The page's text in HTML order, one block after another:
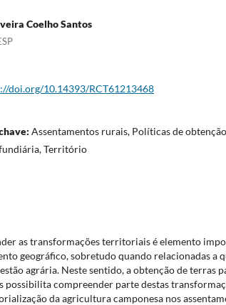
Coelho Santos
doi.org/10.14393/RCT61213468
Assentamentos rurais, Políticas de
Território
as transformações territoriais é elemento
geográfico, sobretudo quando relacionadas a
agrária. Neste sentido, a obtenção de terras
possibilita compreender parte destas
da agricultura camponesa nos